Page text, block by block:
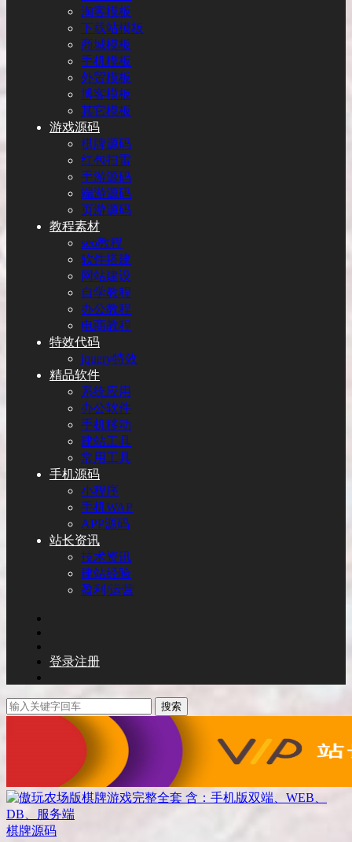
淘客模板
下载站模板
商城模板
手机模板
外贸模板
博客模板
其它模板
游戏源码
棋牌源码
红包扫雷
手游源码
端游源码
页游源码
教程素材
seo教程
软件搭建
网站建设
自学教程
办公教程
电商教程
特效代码
jquery特效
精品软件
系统应用
办公软件
手机移动
建站工具
常用工具
手机源码
小程序
手机WAP
APP源码
站长资讯
技术资讯
建站经验
盈利/运营
登录注册
搜索
棋牌源码